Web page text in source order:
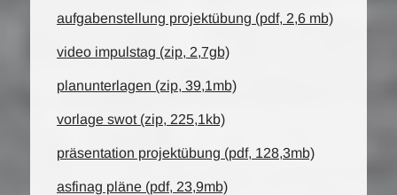
aufgabenstellung projektübung (pdf, 2,6 mb)
video impulstag (zip, 2,7gb)
planunterlagen (zip, 39,1mb)
vorlage swot (zip, 225,1kb)
präsentation projektübung (pdf, 128,3mb)
asfinag pläne (pdf, 23,9mb)